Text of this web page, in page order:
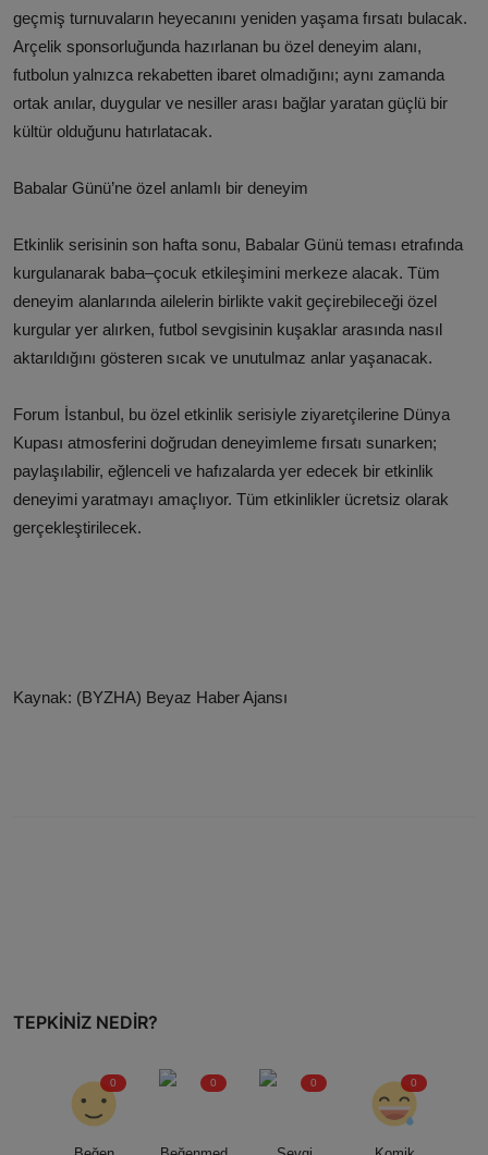
geçmiş turnuvaların heyecanını yeniden yaşama fırsatı bulacak.
Arçelik sponsorluğunda hazırlanan bu özel deneyim alanı,
futbolun yalnızca rekabetten ibaret olmadığını; aynı zamanda
ortak anılar, duygular ve nesiller arası bağlar yaratan güçlü bir
kültür olduğunu hatırlatacak.
Babalar Günü’ne özel anlamlı bir deneyim
Etkinlik serisinin son hafta sonu, Babalar Günü teması etrafında
kurgulanarak baba–çocuk etkileşimini merkeze alacak. Tüm
deneyim alanlarında ailelerin birlikte vakit geçirebileceği özel
kurgular yer alırken, futbol sevgisinin kuşaklar arasında nasıl
aktarıldığını gösteren sıcak ve unutulmaz anlar yaşanacak.
Forum İstanbul, bu özel etkinlik serisiyle ziyaretçilerine Dünya
Kupası atmosferini doğrudan deneyimleme fırsatı sunarken;
paylaşılabilir, eğlenceli ve hafızalarda yer edecek bir etkinlik
deneyimi yaratmayı amaçlıyor. Tüm etkinlikler ücretsiz olarak
gerçekleştirilecek.
Kaynak: (BYZHA) Beyaz Haber Ajansı
TEPKINIZ NEDIR?
0 0 0 0